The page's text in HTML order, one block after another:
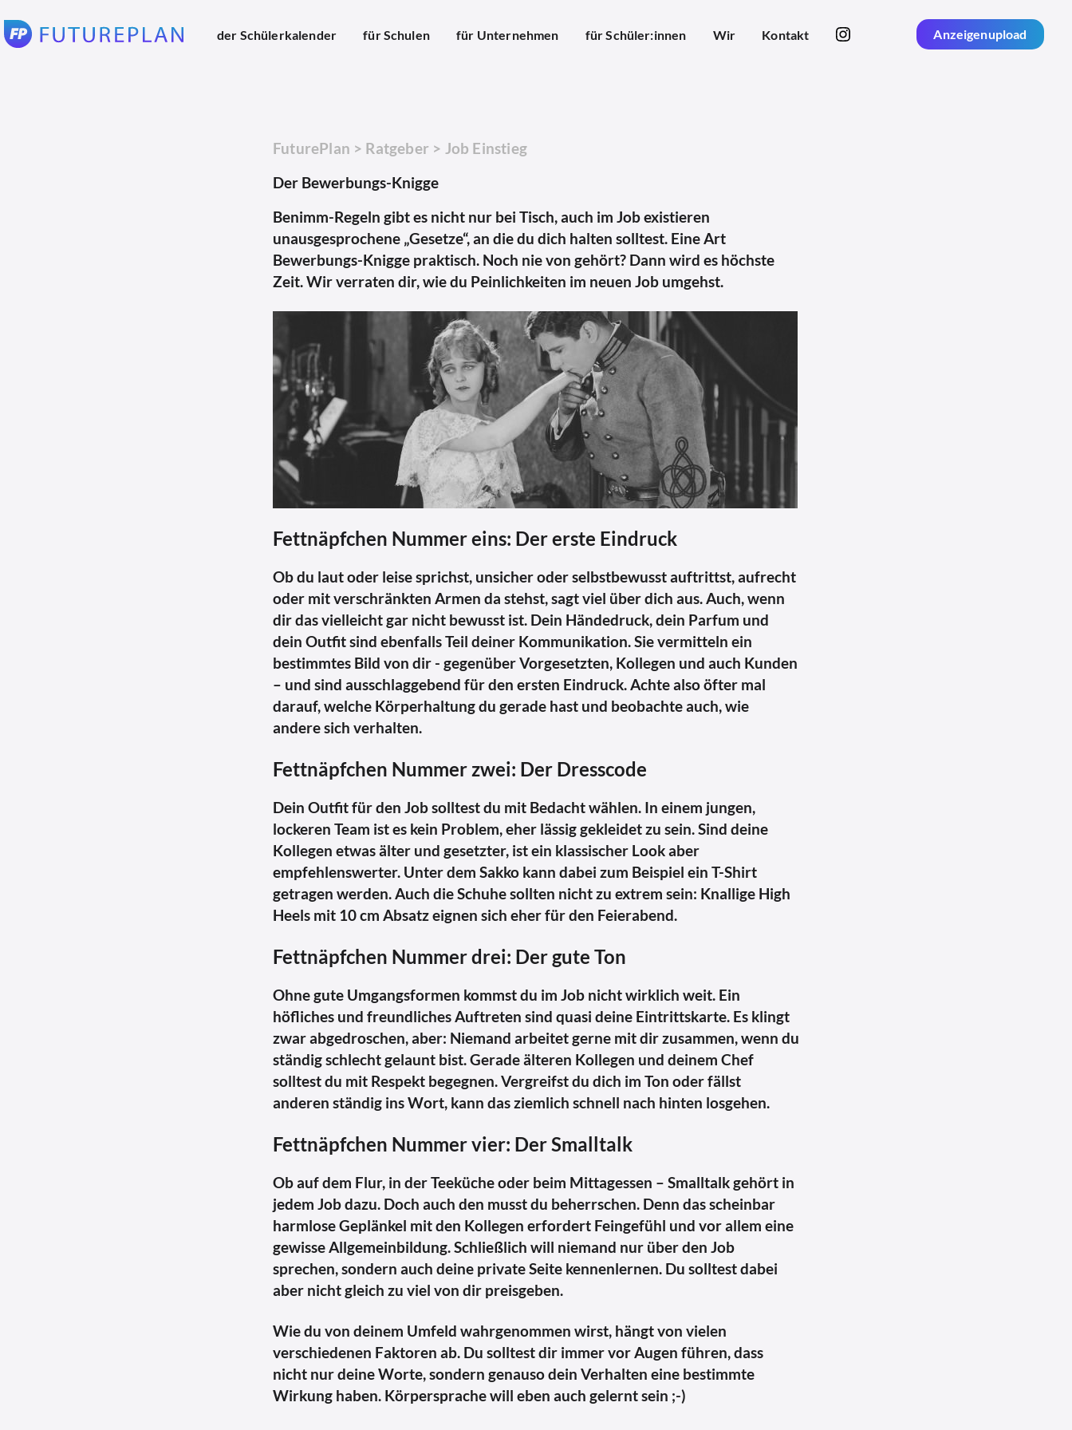
der Schülerkalender für Schulen für Unternehmen für Schüler:innen Wir Kontakt Anzeigenupload
FuturePlan > Ratgeber > Job Einstieg
Der Bewerbungs-Knigge
Benimm-Regeln gibt es nicht nur bei Tisch, auch im Job existieren
unausgesprochene „Gesetze“, an die du dich halten solltest. Eine Art
Bewerbungs-Knigge praktisch. Noch nie von gehört? Dann wird es höchste
Zeit. Wir verraten dir, wie du Peinlichkeiten im neuen Job umgehst.
Fettnäpfchen Nummer eins: Der erste Eindruck
Ob du laut oder leise sprichst, unsicher oder selbstbewusst auftrittst, aufrecht
oder mit verschränkten Armen da stehst, sagt viel über dich aus. Auch, wenn
dir das vielleicht gar nicht bewusst ist. Dein Händedruck, dein Parfum und
dein Outfit sind ebenfalls Teil deiner Kommunikation. Sie vermitteln ein
bestimmtes Bild von dir - gegenüber Vorgesetzten, Kollegen und auch Kunden
– und sind ausschlaggebend für den ersten Eindruck. Achte also öfter mal
darauf, welche Körperhaltung du gerade hast und beobachte auch, wie
andere sich verhalten.
Fettnäpfchen Nummer zwei: Der Dresscode
Dein Outfit für den Job solltest du mit Bedacht wählen. In einem jungen,
lockeren Team ist es kein Problem, eher lässig gekleidet zu sein. Sind deine
Kollegen etwas älter und gesetzter, ist ein klassischer Look aber
empfehlenswerter. Unter dem Sakko kann dabei zum Beispiel ein T-Shirt
getragen werden. Auch die Schuhe sollten nicht zu extrem sein: Knallige High
Heels mit 10 cm Absatz eignen sich eher für den Feierabend.
Fettnäpfchen Nummer drei: Der gute Ton
Ohne gute Umgangsformen kommst du im Job nicht wirklich weit. Ein
höfliches und freundliches Auftreten sind quasi deine Eintrittskarte. Es klingt
zwar abgedroschen, aber: Niemand arbeitet gerne mit dir zusammen, wenn du
ständig schlecht gelaunt bist. Gerade älteren Kollegen und deinem Chef
solltest du mit Respekt begegnen. Vergreifst du dich im Ton oder fällst
anderen ständig ins Wort, kann das ziemlich schnell nach hinten losgehen.
Fettnäpfchen Nummer vier: Der Smalltalk
Ob auf dem Flur, in der Teeküche oder beim Mittagessen – Smalltalk gehört in
jedem Job dazu. Doch auch den musst du beherrschen. Denn das scheinbar
harmlose Geplänkel mit den Kollegen erfordert Feingefühl und vor allem eine
gewisse Allgemeinbildung. Schließlich will niemand nur über den Job
sprechen, sondern auch deine private Seite kennenlernen. Du solltest dabei
aber nicht gleich zu viel von dir preisgeben.
Wie du von deinem Umfeld wahrgenommen wirst, hängt von vielen
verschiedenen Faktoren ab. Du solltest dir immer vor Augen führen, dass
nicht nur deine Worte, sondern genauso dein Verhalten eine bestimmte
Wirkung haben. Körpersprache will eben auch gelernt sein ;-)